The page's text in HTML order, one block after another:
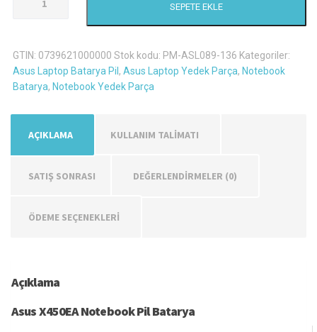
X450EA
Pil
adet
SEPETE EKLE
GTIN: 0739621000000 Stok kodu: PM-ASL089-136 Kategoriler:
Asus Laptop Batarya Pil , Asus Laptop Yedek Parça, Notebook
Batarya, Notebook Yedek Parça
AÇIKLAMA KULLANIM TALİMATI
SATIŞ SONRASI DEĞERLENDIRMELER (0)
ÖDEME SEÇENEKLERİ
Açıklama
Asus X450EA Notebook Pil Batarya